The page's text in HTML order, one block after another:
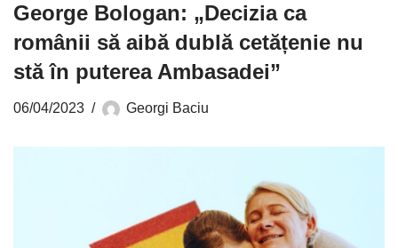
George Bologan: „Decizia ca
românii să aibă dublă cetățenie nu
stă în puterea Ambasadei”
06/04/2023 Georgi Baciu